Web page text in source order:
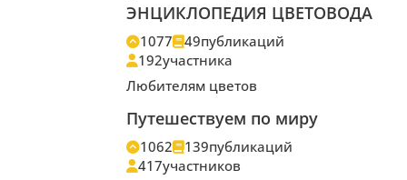
ЭНЦИКЛОПЕДИЯ ЦВЕТОВОДА
1077 49публикаций
192участника
Любителям цветов
Путешествуем по миру
1062 139публикаций
417участников